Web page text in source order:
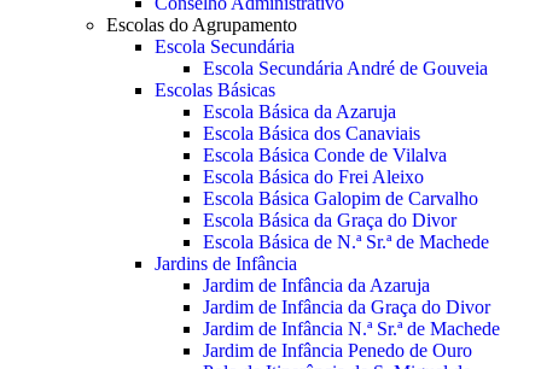
Escolas do Agrupamento
Escola Secundária
Escola Secundária André de Gouveia
Escolas Básicas
Escola Básica da Azaruja
Escola Básica dos Canaviais
Escola Básica Conde de Vilalva
Escola Básica do Frei Aleixo
Escola Básica Galopim de Carvalho
Escola Básica da Graça do Divor
Escola Básica de N.ª Sr.ª de Machede
Jardins de Infância
Jardim de Infância da Azaruja
Jardim de Infância da Graça do Divor
Jardim de Infância N.ª Sr.ª de Machede
Jardim de Infância Penedo de Ouro